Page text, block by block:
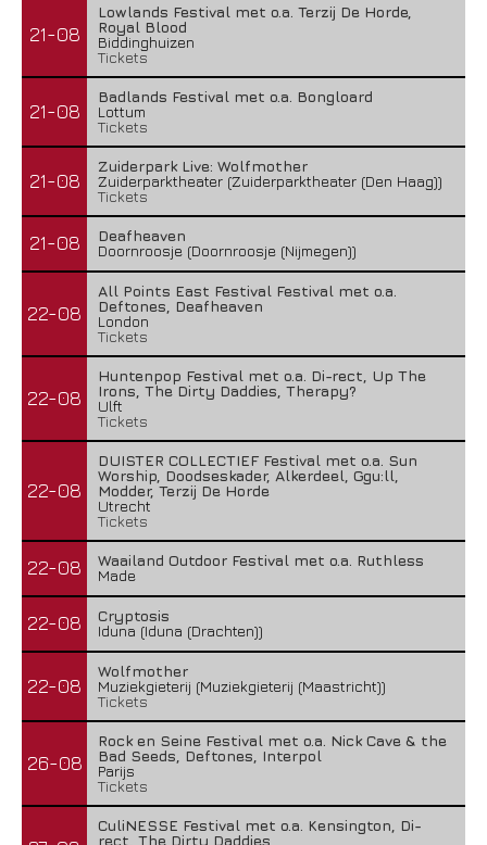
21-08
Lowlands Festival met o.a. Terzij De Horde,
Royal Blood
Biddinghuizen
Tickets
21-08
Badlands Festival met o.a. Bongloard
Lottum
Tickets
21-08
Zuiderpark Live: Wolfmother
Zuiderparktheater (Zuiderparktheater (Den Haag))
Tickets
21-08
Deafheaven
Doornroosje (Doornroosje (Nijmegen))
22-08
All Points East Festival Festival met o.a.
Deftones, Deafheaven
London
Tickets
22-08
Huntenpop Festival met o.a. Di-rect, Up The
Irons, The Dirty Daddies, Therapy?
Ulft
Tickets
22-08
DUISTER COLLECTIEF Festival met o.a. Sun
Worship, Doodseskader, Alkerdeel, Ggu:ll,
Modder, Terzij De Horde
Utrecht
Tickets
22-08
Waailand Outdoor Festival met o.a. Ruthless
Made
22-08
Cryptosis
Iduna (Iduna (Drachten))
22-08
Wolfmother
Muziekgieterij (Muziekgieterij (Maastricht))
Tickets
26-08
Rock en Seine Festival met o.a. Nick Cave & the
Bad Seeds, Deftones, Interpol
Parijs
Tickets
CuliNESSE Festival met o.a. Kensington, Di-
rect, The Dirty Daddies